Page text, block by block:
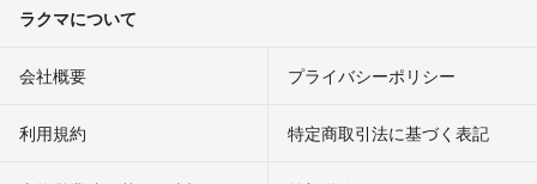
ラクマについて
会社概要 プライバシーポリシー
利用規約 特定商取引法に基づく表記